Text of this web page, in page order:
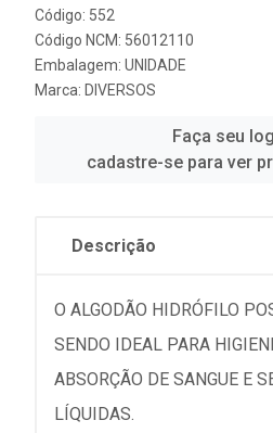
Código: 552
Código NCM: 56012110
Embalagem: UNIDADE
Marca: DIVERSOS
Faça seu
cadastre-se para ver
Descrição
O ALGODÃO HIDRÓFILO
SENDO IDEAL PARA
ABSORÇÃO DE SANGUE E
LÍQUIDAS.